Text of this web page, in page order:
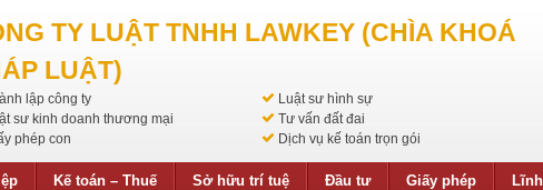
TY LUẬT TNHH LAWKEY (CHÌA KHOÁ
LUẬT)
lập công ty
Luật sư hình sự
sư kinh doanh thương mại
Tư vấn đất đai
phép con
Dịch vụ kế toán trọn gói
Kế toán – Thuế Sở hữu trí tuệ Đầu tư Giấy phép